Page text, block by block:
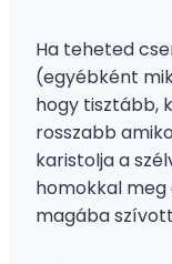
Ha teheted
(egyébként
hogy tisztább,
rosszabb
karistolja a
homokkal
magába